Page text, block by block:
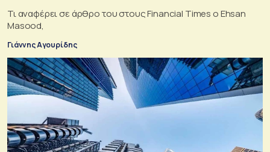
Τι αναφέρει σε άρθρο του στους Financial Times ο Ehsan
Masood,
Γιάννης Αγουρίδης